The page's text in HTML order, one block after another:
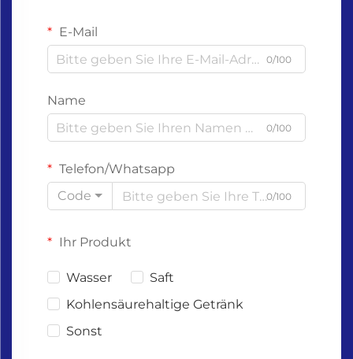
E-Mail
0/100
Name
0/100
Telefon/Whatsapp
Code
0/100
Ihr Produkt
Wasser
Saft
Kohlensäurehaltige Getränk
Sonst